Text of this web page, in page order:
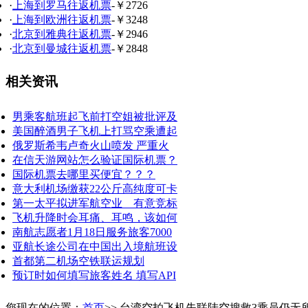
· 上海到罗马往返机票-￥2726
· 上海到欧洲往返机票-￥3248
·北京到雅典往返机票-￥2946
·北京到曼城往返机票-￥2848
相关资讯
男乘客航班起飞前打空姐被批评及
美国醉酒男子飞机上打骂空乘遭起
俄罗斯希韦卢奇火山喷发 严重火
在信天游网站怎么验证国际机票？
国际机票去哪里买便宜？？？
意大利机场缴获22公斤高纯度可卡
第一太平拟进军航空业 有意竞标
飞机升降时会耳痛、耳鸣，该如何
南航志愿者1月18日服务旅客7000
亚航长途公司在中国出入境航班设
首都第二机场空铁联运规划
预订时如何填写旅客姓名 填写API